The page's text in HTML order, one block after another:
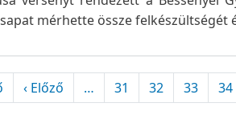
mérhette össze felkészültségét
Első oldal
‹ Előző Előző oldal
… 31 32 33 34